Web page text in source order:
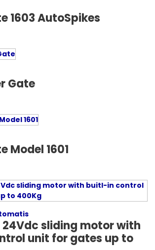
1603 AutoSpikes
Gate
Model 1601
24Vdc sliding motor with
unit for gates up to